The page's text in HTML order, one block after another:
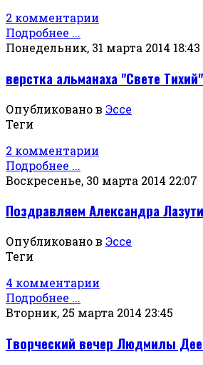
2 комментарии
Подробнее ...
Понедельник, 31 марта 2014 18:43
верстка альманаха "Свете
Опубликовано в Эссе
Теги
2 комментарии
Подробнее ...
Воскресенье, 30 марта 2014 22:07
Поздравляем Александра
Опубликовано в Эссе
Теги
4 комментарии
Подробнее ...
Вторник, 25 марта 2014 23:45
Творческий вечер Людмилы